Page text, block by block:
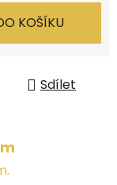
KOŠÍKU
Sdílet